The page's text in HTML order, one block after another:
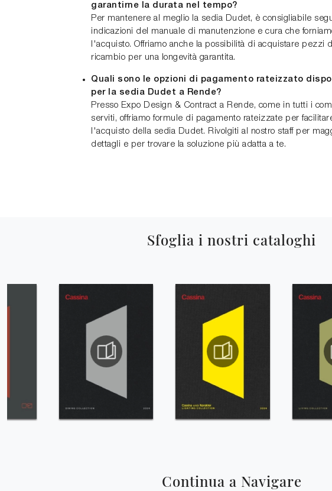
garantirne la durata nel tempo?
Per mantenere al meglio la sedia Dudet, è consigliabile
indicazioni del manuale di manutenzione e cura che
l'acquisto. Offriamo anche la possibilità di acquistare pezzi
ricambio per una longevità garantita.
Quali sono le opzioni di pagamento rateizzato
per la sedia Dudet a Rende?
Presso Expo Design & Contract a Rende, come in tutti i
serviti, offriamo formule di pagamento rateizzate per
l'acquisto della sedia Dudet. Rivolgiti al nostro staff per
dettagli e per trovare la soluzione più adatta a te.
Sfoglia i nostri cataloghi
Continua a Navigare